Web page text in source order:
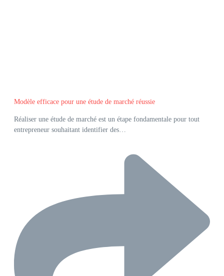
Modèle efficace pour une étude de marché réussie
Réaliser une étude de marché est un étape fondamentale pour tout
entrepreneur souhaitant identifier des…